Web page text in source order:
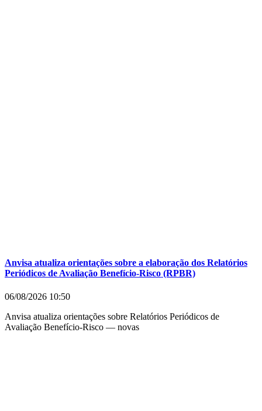
Anvisa atualiza orientações sobre a elaboração dos Relatórios
Periódicos de Avaliação Benefício-Risco (RPBR)
06/08/2026 10:50
Anvisa atualiza orientações sobre Relatórios Periódicos de
Avaliação Benefício-Risco — novas